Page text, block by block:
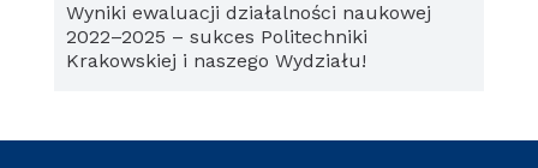
Wyniki ewaluacji działalności naukowej
2022–2025 – sukces Politechniki
Krakowskiej i naszego Wydziału!